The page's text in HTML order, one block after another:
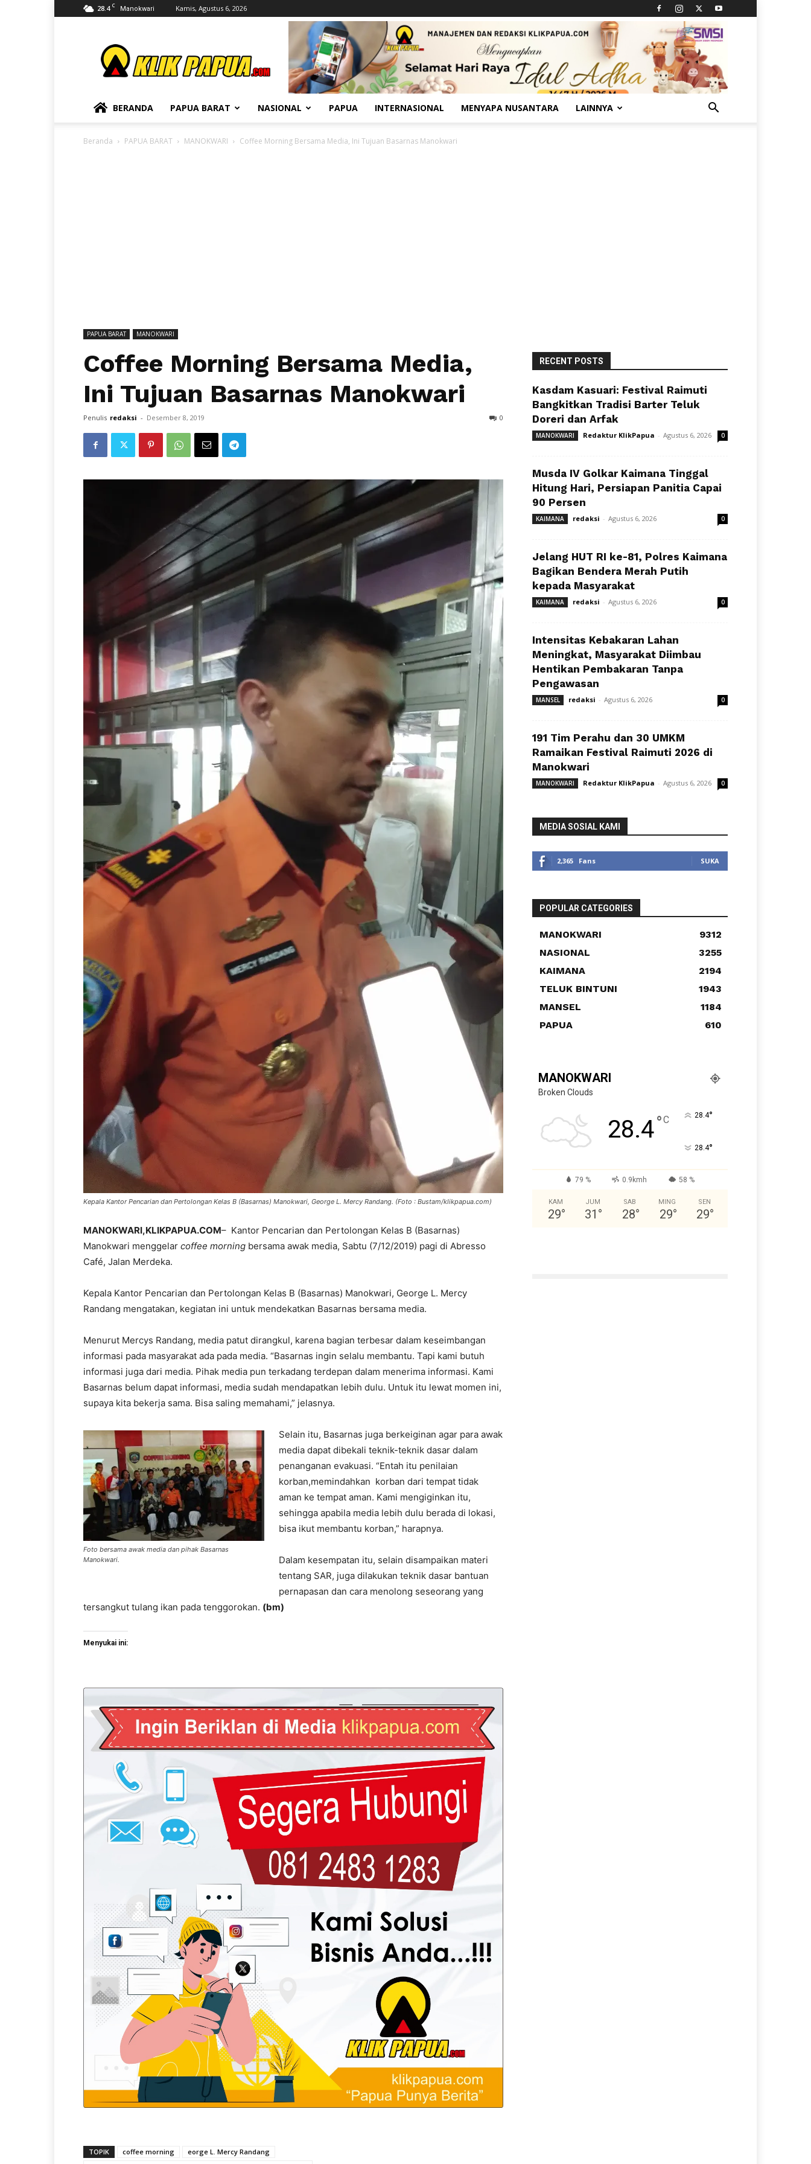
28.4 C Manokwari Kamis, Agustus 6, 2026
BERANDA PAPUA BARAT NASIONAL PAPUA INTERNASIONAL MENYAPA NUSANTARA LAINNYA
Beranda PAPUA BARAT MANOKWARI Coffee Morning Bersama Media, Ini Tujuan Basarnas Manokwari
PAPUA BARAT MANOKWARI
Coffee Morning Bersama Media,
Ini Tujuan Basarnas Manokwari
Penulis redaksi - Desember 8, 2019 0
Kepala Kantor Pencarian dan Pertolongan Kelas B (Basarnas) Manokwari, George L. Mercy Randang. (Foto : Bustam/klikpapua.com)
MANOKWARI,KLIKPAPUA.COM– Kantor Pencarian dan Pertolongan Kelas B (Basarnas)
Manokwari menggelar coffee morning bersama awak media, Sabtu (7/12/2019) pagi di Abresso
Café, Jalan Merdeka.
Kepala Kantor Pencarian dan Pertolongan Kelas B (Basarnas) Manokwari, George L. Mercy
Randang mengatakan, kegiatan ini untuk mendekatkan Basarnas bersama media.
Menurut Mercys Randang, media patut dirangkul, karena bagian terbesar dalam keseimbangan
informasi pada masyarakat ada pada media. “Basarnas ingin selalu membantu. Tapi kami butuh
informasi juga dari media. Pihak media pun terkadang terdepan dalam menerima informasi. Kami
Basarnas belum dapat informasi, media sudah mendapatkan lebih dulu. Untuk itu lewat momen ini,
supaya kita bekerja sama. Bisa saling memahami,” jelasnya.
Foto bersama awak media dan pihak Basarnas
Manokwari.
Selain itu, Basarnas juga berkeiginan agar para awak
media dapat dibekali teknik-teknik dasar dalam
penanganan evakuasi. “Entah itu penilaian
korban,memindahkan korban dari tempat tidak
aman ke tempat aman. Kami mengiginkan itu,
sehingga apabila media lebih dulu berada di lokasi,
bisa ikut membantu korban,” harapnya.
Dalam kesempatan itu, selain disampaikan materi
tentang SAR, juga dilakukan teknik dasar bantuan
pernapasan dan cara menolong seseorang yang
tersangkut tulang ikan pada tenggorokan. (bm)
Menyukai ini:
TOPIK coffee morning
eorge L. Mercy Randang
RECENT POSTS
Kasdam Kasuari: Festival Raimuti
Bangkitkan Tradisi Barter Teluk
Doreri dan Arfak
MANOKWARI Redaktur KlikPapua - Agustus 6, 2026 0
Musda IV Golkar Kaimana Tinggal
Hitung Hari, Persiapan Panitia Capai
90 Persen
KAIMANA redaksi - Agustus 6, 2026 0
Jelang HUT RI ke-81, Polres Kaimana
Bagikan Bendera Merah Putih
kepada Masyarakat
KAIMANA redaksi - Agustus 6, 2026 0
Intensitas Kebakaran Lahan
Meningkat, Masyarakat Diimbau
Hentikan Pembakaran Tanpa
Pengawasan
MANSEL redaksi - Agustus 6, 2026 0
191 Tim Perahu dan 30 UMKM
Ramaikan Festival Raimuti 2026 di
Manokwari
MANOKWARI Redaktur KlikPapua - Agustus 6, 2026 0
MEDIA SOSIAL KAMI
2,365 Fans SUKA
POPULAR CATEGORIES
MANOKWARI
9312
NASIONAL
3255
KAIMANA
2194
TELUK BINTUNI
1943
MANSEL
1184
PAPUA
610
MANOKWARI
Broken Clouds
28.4°C 28.4°
28.4°
79 % 0.9kmh 58 %
KAM
29°
JUM
31 °
SAB
28°
MING
29°
SEN
29°